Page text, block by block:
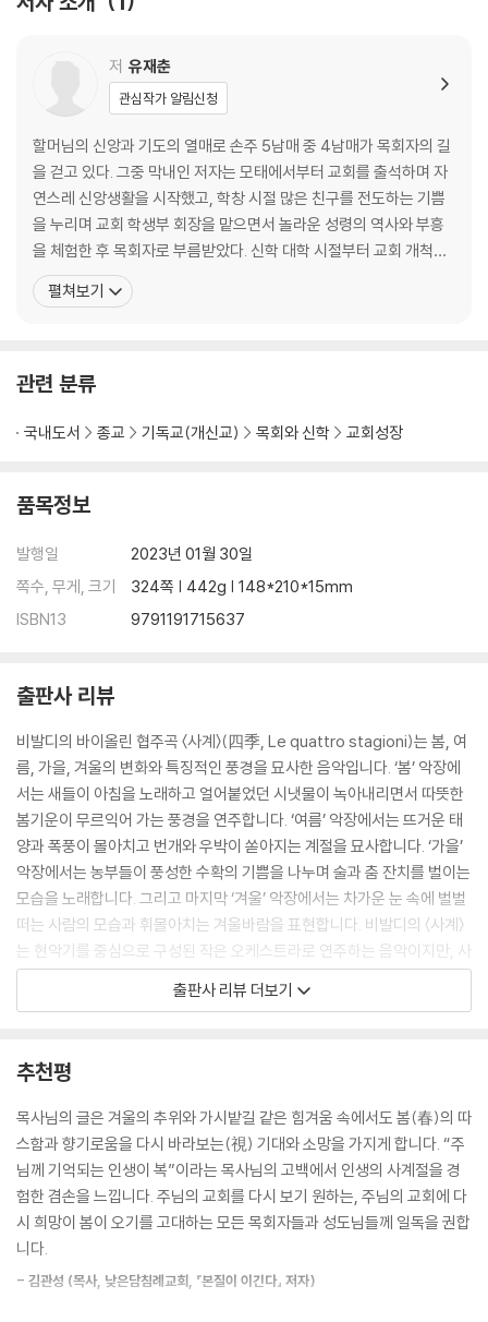
시멘트 바닥을 눈물로 적시며 · 90 천사를 만나다 · 96
불효자 맞습니다 · 114 하나님의 반전 드라마 · 118
03 기쁨으로 열매를 거두다
우연한 만남 · 124 푸른마을 문화교실 · 129
수련회에 임하신 성령님 · 135 깜짝 선물 · 141
진리의 힘 · 147 선한 인플루언서 · 154
복음 shoot! 말씀 cock! · 160 침신대 지원 전도단 · 166
말씀을 사랑하는 자녀들로 · 172 교회 선교 이야기 · 177
알잘딱깔센 · 186
다시 겪고 싶지 않은 일 · 203 공동체를 위협하는 독 · 208
다시 나타난 엄마 · 240 My darling · 244
05 사랑하는 교회를 다시 봄
죽빵클럽 · 250 성탄절에 찾아온 산타클로스 · 255
위대한 공급자 · 290 기독교 괴물 · 298
저 유재춘
관심작가 알림신청
할머님의 신앙과 기도의 열매로 손주 5남매 중 4남매가 목회자의 길
을 걷고 있다. 그중 막내인 저자는 모태에서부터 교회를 출석하며 자
연스레 신앙생활을 시작했고, 학창 시절 많은 친구를 전도하는 기쁨
을 누리며 교회 학생부 회장을 맡으면서 놀라운 성령의 역사와 부흥
을 체험한 후 목회자로 부름받았다. 신학 대학 시절부터 교회 개척에
대한 비전과 소원을 품어, 학업과 전임 사역을 마친 후, Y교회 교회개
척학교에 입학하여 교회 개척 훈련을 받고 눈물겨운 건축 과정을 거
펼쳐보기
관련 분류
국내도서 종교 기독교(개신교) 목회와 신학 교회성장
품목정보
발행일
2023년 01월 30일
쪽수, 무게, 크기
324쪽 | 442g | 148*210*15mm
ISBN13
9791191715637
출판사 리뷰
비발디의 바이올린 협주곡 〈사계〉(四季, Le quattro stagioni)는 봄, 여
름, 가을, 겨울의 변화와 특징적인 풍경을 묘사한 음악입니다. ‘봄’ 악장에
서는 새들이 아침을 노래하고 얼어붙었던 시냇물이 녹아내리면서 따뜻한
봄기운이 무르익어 가는 풍경을 연주합니다. ‘여름’ 악장에서는 뜨거운 태
양과 폭풍이 몰아치고 번개와 우박이 쏟아지는 계절을 묘사합니다. ‘가을’
악장에서는 농부들이 풍성한 수확의 기쁨을 나누며 술과 춤 잔치를 벌이는
모습을 노래합니다. 그리고 마지막 ‘겨울’ 악장에서는 차가운 눈 속에 벌벌
떠는 사람의 모습과 휘몰아치는 겨울바람을 표현합니다. 비발디의 〈사계〉
는 현악기를 중심으로 구성된 작은 오케스트라로 연주하는 음악이지만, 사
계절의 변화를 눈에 보이지 않는 음악으로 멋지게 그려 냈습니다.
에 성장하는 여름이 있습니다. 풍부한 열매를 거두는 가을이 있는가 하면,
혹독한 시련의 겨울도 있습니다. 교회에도 사계가 있습니다. 희망의 봄, 열
정의 여름, 열매의 가을, 시련의 겨울입니다. 그런데 예수님을 주인으로 고
백하는 교회는 겨울이 절대 끝이 아닙니다. 주를 향한 희망을 버리지 않는
다면 기필코 봄은 다시 찾아옵니다.
이 책은 교회에 관한 거창한 지론이나 체계적 담론을 다루지 않습니다. 한
고 오랜 시간 인내의 항해를 하고 있는 작은 교회 목사의 목회 여정과 소회
출판사 리뷰 더보기
추천평
목사님의 글은 겨울의 추위와 가시밭길 같은 힘겨움 속에서도 봄(春)의 따
스함과 향기로움을 다시 바라보는(視) 기대와 소망을 가지게 합니다. “주
님께 기억되는 인생이 복”이라는 목사님의 고백에서 인생의 사계절을 경
험한 겸손을 느낍니다. 주님의 교회를 다시 보기 원하는, 주님의 교회에 다
시 희망이 봄이 오기를 고대하는 모든 목회자들과 성도님들께 일독을 권합
니다.
- 김관성 (목사, 낮은담침례교회, 『본질이 이긴다』 저자)